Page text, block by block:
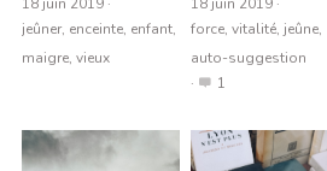
jeûner, enceinte, enfant,
maigre, vieux
force, vitalité, jeûne,
auto-suggestion
·
1